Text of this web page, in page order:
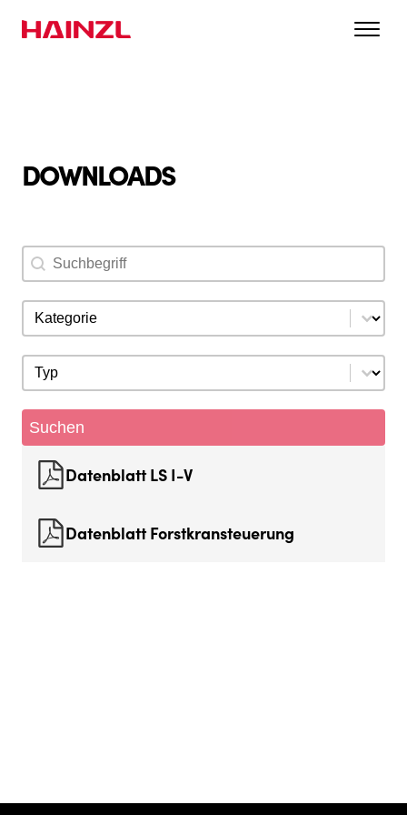
DOWNLOADS
Suchbegriff
Search content
Download Kategorie
Select content
Download Typ
Select content
Suchen
Datenblatt LS I-V
Datenblatt Forstkransteuerung